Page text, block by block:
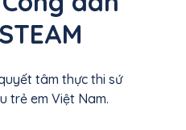
tâm thực thi sứ
trẻ em Việt Nam.